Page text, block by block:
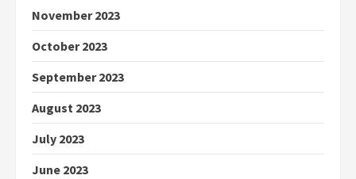
November 2023
October 2023
September 2023
August 2023
July 2023
June 2023